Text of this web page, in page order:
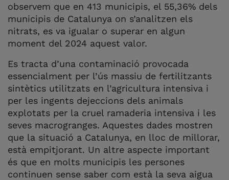
observem que en 413 municipis, el 55,36% dels
municipis de Catalunya on s’analitzen els
nitrats, es va igualar o superar en algun
moment del 2024 aquest valor.
Es tracta d’una contaminació provocada
essencialment per l’ús massiu de fertilitzants
sintètics utilitzats en l’agricultura intensiva i
per les ingents dejeccions dels animals
explotats per la cruel ramaderia intensiva i les
seves macrogranges. Aquestes dades mostren
que la situació a Catalunya, en lloc de millorar,
està empitjorant. Un altre aspecte important
és que en molts municipis les persones
continuen sense saber com està la seva aigua